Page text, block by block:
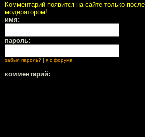
Комментарий появится на сайте только
модератором!
имя:
пароль:
забыл пароль? | я с форума
комментарий: